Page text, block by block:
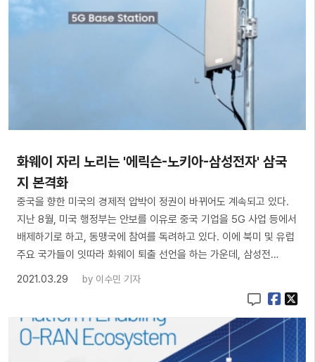
화웨이 자리 노리는 '에릭슨-노키아-삼성전자' 삼국
지 본격화
중국을 향한 미국의 경제적 압박이 정권이 바뀌어도 계속되고 있다.
지난 8월, 미국 행정부는 안보를 이유로 중국 기업을 5G 사업 등에서
배제하기로 하고, 동맹국에 참여를 독려하고 있다. 이에 북미 및 유럽
주요 국가들이 잇따라 화웨이 퇴출 선언을 하는 가운데, 삼성전…
2021.03.29
by 이수민 기자